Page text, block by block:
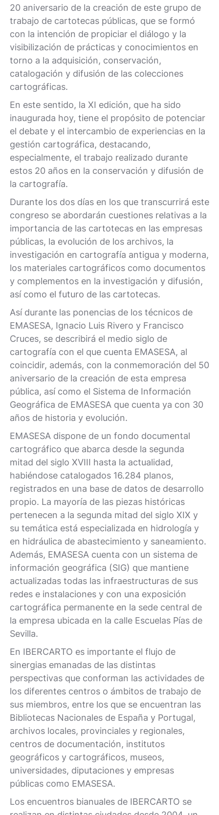
20 aniversario de la creación de este grupo de
trabajo de cartotecas públicas, que se formó
con la intención de propiciar el diálogo y la
visibilización de prácticas y conocimientos en
torno a la adquisición, conservación,
catalogación y difusión de las colecciones
cartográficas.
En este sentido, la XI edición, que ha sido
inaugurada hoy, tiene el propósito de potenciar
el debate y el intercambio de experiencias en la
gestión cartográfica, destacando,
especialmente, el trabajo realizado durante
estos 20 años en la conservación y difusión de
la cartografía.
Durante los dos días en los que transcurrirá este
congreso se abordarán cuestiones relativas a la
importancia de las cartotecas en las empresas
públicas, la evolución de los archivos, la
investigación en cartografía antigua y moderna,
los materiales cartográficos como documentos
y complementos en la investigación y difusión,
así como el futuro de las cartotecas.
Así durante las ponencias de los técnicos de
EMASESA, Ignacio Luis Rivero y Francisco
Cruces, se describirá el medio siglo de
cartografía con el que cuenta EMASESA, al
coincidir, además, con la conmemoración del 50
aniversario de la creación de esta empresa
pública, así como el Sistema de Información
Geográfica de EMASESA que cuenta ya con 30
años de historia y evolución.
EMASESA dispone de un fondo documental
cartográfico que abarca desde la segunda
mitad del siglo XVIII hasta la actualidad,
habiéndose catalogados 16.284 planos,
registrados en una base de datos de desarrollo
propio. La mayoría de las piezas históricas
pertenecen a la segunda mitad del siglo XIX y
su temática está especializada en hidrología y
en hidráulica de abastecimiento y saneamiento.
Además, EMASESA cuenta con un sistema de
información geográfica (SIG) que mantiene
actualizadas todas las infraestructuras de sus
redes e instalaciones y con una exposición
cartográfica permanente en la sede central de
la empresa ubicada en la calle Escuelas Pías de
Sevilla.
En IBERCARTO es importante el flujo de
sinergias emanadas de las distintas
perspectivas que conforman las actividades de
los diferentes centros o ámbitos de trabajo de
sus miembros, entre los que se encuentran las
Bibliotecas Nacionales de España y Portugal,
archivos locales, provinciales y regionales,
centros de documentación, institutos
geográficos y cartográficos, museos,
universidades, diputaciones y empresas
públicas como EMASESA.
Los encuentros bianuales de IBERCARTO se